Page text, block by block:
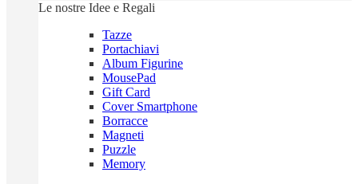
Le nostre Idee e Regali
Tazze
Portachiavi
Album Figurine
MousePad
Gift Card
Cover Smartphone
Borracce
Magneti
Puzzle
Memory